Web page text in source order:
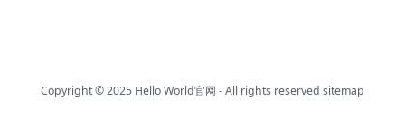
Copyright © 2025 Hello World官网 - All rights reserved sitemap